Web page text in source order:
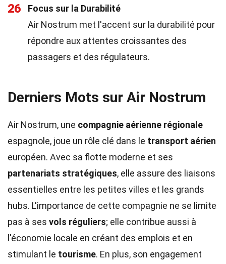
26
Focus sur la Durabilité
Air Nostrum met l'accent sur la durabilité pour
répondre aux attentes croissantes des
passagers et des régulateurs.
Derniers Mots sur Air Nostrum
Air Nostrum, une compagnie aérienne régionale
espagnole, joue un rôle clé dans le transport aérien
européen. Avec sa flotte moderne et ses
partenariats stratégiques, elle assure des liaisons
essentielles entre les petites villes et les grands
hubs. L'importance de cette compagnie ne se limite
pas à ses vols réguliers; elle contribue aussi à
l'économie locale en créant des emplois et en
stimulant le tourisme. En plus, son engagement